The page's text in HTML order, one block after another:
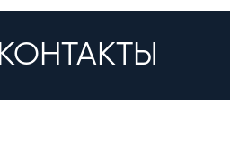
КОНТАКТЫ